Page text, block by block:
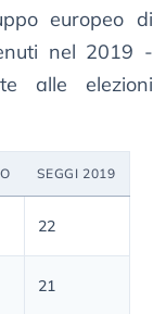
europeo di
nel 2019 -
alle elezioni
SEGGI 2019
22
21